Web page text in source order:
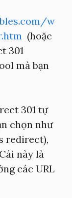
w
(hoặc
301
mà bạn
301 tự
chọn như
redirect),
này là
các URL